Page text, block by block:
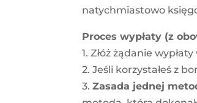
natychmiastowo
Proces wypłaty (z
1. Złóż żądanie
2. Jeśli korzystałeś z
3.Zasada jednej